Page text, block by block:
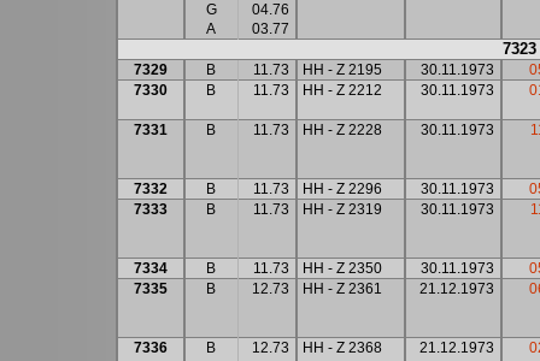
G
A
04.76
03.77
7329 B 11.73 HH - Z 2195 30.11.1973
7330
B 11.73 HH - Z 2212 30.11.1973
7331 B 11.73 HH - Z 2228 30.11.1973
7332 B 11.73 HH - Z 2296 30.11.1973
7333
B 11.73 HH - Z 2319 30.11.1973
7334 B 11.73 HH - Z 2350 30.11.1973
7335
B 12.73 HH - Z 2361 21.12.1973
7336 B 12.73 HH - Z 2368 21.12.1973